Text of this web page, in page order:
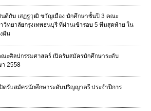
นดีกับ เสฏฐวุฒิ ขวัญเมือง นักศึกษาชั้นปี 3 คณะ
วิทยาลัยกรุงเทพธนบุรี ที่ผ่านเข้ารอบ 5 ทีมสุดท้าย ใน
ฝัน
ณะศิลปกรรมศาสตร์ เปิดรับสมัครนักศึกษาระดับ
2558
ปิดรับสมัครนักศึกษาระดับปริญญาตรี ประจำปีการ